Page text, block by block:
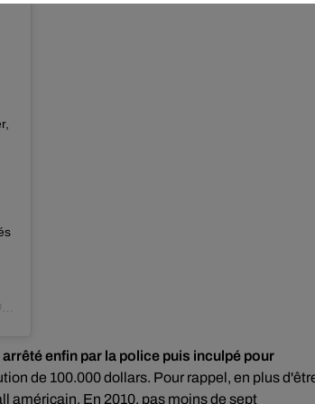
enfin par la police puis inculpé pour
de 100.000 dollars. Pour rappel, en plus
américain. En 2010, pas moins de sept